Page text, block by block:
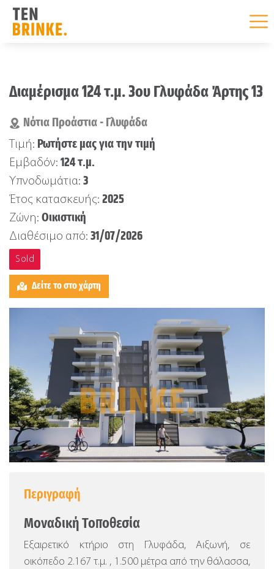
content
Διαμέρισμα 124 τ.μ. 3ου Γλυφάδα Άρτης 13
Νότια Προάστια - Γλυφάδα
Τιμή: Ρωτήστε μας για την τιμή
Εμβαδόν: 124 τ.μ.
Υπνοδωμάτια: 3
Έτος κατασκευής: 2025
Ζώνη: Οικιστική
Διαθέσιμο από: 31/07/2026
Sold
Δείτε το στο χάρτη
Περιγραφή
Μοναδική Τοποθεσία
Εξαιρετικό κτήριο στη Γλυφάδα, Αιξωνή, σε
οικόπεδο 2.167 τ.μ. , 1.500 μέτρα από την θάλασσα,